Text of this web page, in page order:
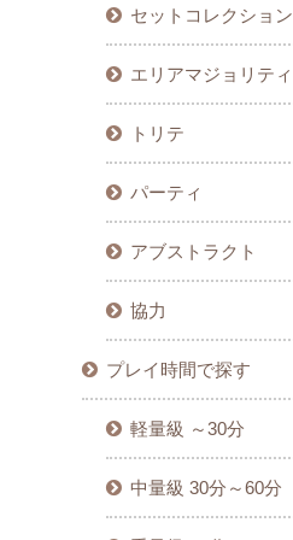
セットコレクション
エリアマジョリティ
トリテ
パーティ
アブストラクト
協力
プレイ時間で探す
軽量級 ～30分
中量級 30分～60分